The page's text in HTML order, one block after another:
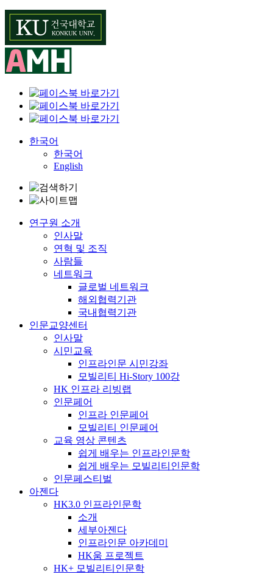
Skip
content
한국어
한국어
English
연구원 소개
인사말
연혁 및 조직
사람들
네트워크
글로벌 네트워크
해외협력기관
국내협력기관
인문교양센터
인사말
시민교육
인프라인문 시민강좌
모빌리티 Hi-Story 100강
HK 인프라 리빙랩
인문페어
인프라 인문페어
모빌리티 인문페어
교육 영상 콘텐츠
쉽게 배우는 인프라인문학
쉽게 배우는 모빌리티인문학
인문페스티벌
아젠다
HK3.0 인프라인문학
소개
세부아젠다
인프라인문 아카데미
HK움 프로젝트
HK+ 모빌리티인문학